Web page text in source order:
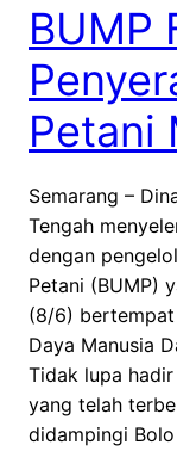
BUMP
Petani
Semarang –
Tengah
dengan
Petani (BUMP)
(8/6) bertempat
Daya Manusia
Tidak lupa
yang telah
didampingi